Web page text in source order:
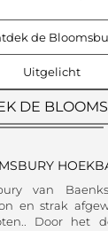
de
Uitgelicht
DE
van
en strak
Door het